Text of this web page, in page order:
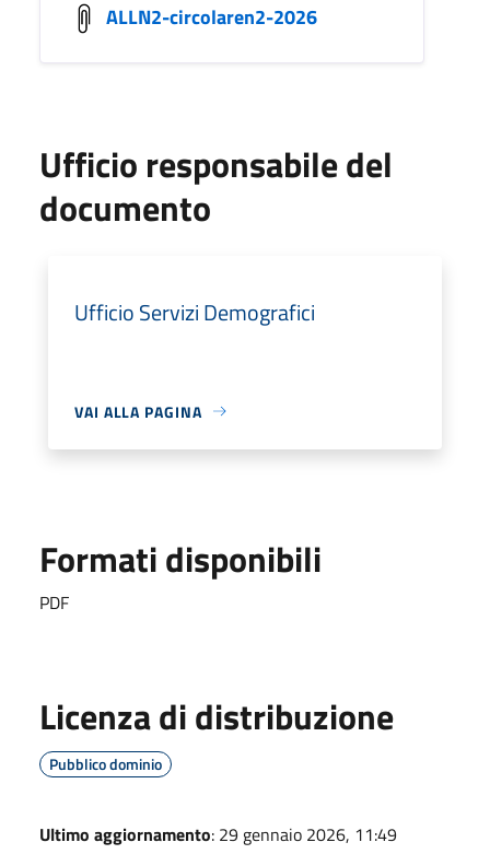
ALLN2-circolaren2-2026
Ufficio responsabile del
documento
Ufficio Servizi Demografici
VAI ALLA PAGINA
Formati disponibili
PDF
Licenza di distribuzione
Pubblico dominio
Ultimo aggiornamento: 29 gennaio 2026, 11:49